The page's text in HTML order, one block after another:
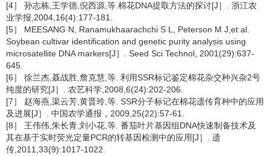
[4］ 孙志栋,王学德,倪西源,等.棉花DNA提取方法的探讨[J］. 浙江农
业学报,2004,16(4):177-181.
[5］ MEESANG N, Ranamukhaarachchi S L, Peterson M J,et al.
Soybean cultivar identification and genetic purity analysis using
microsatellite DNA markers[J］. Seed Sci Technol, 2001(29):637-
645.
[6］ 徐兰杰,聂战胜,詹克慧,等. 利用SSR标记鉴定棉花杂交种兴杂2号
纯度的研究[J］. 农艺科学,2008,6(24):202-206.
[7］ 赵海燕,渠云芳,黄晋玲,等. SSR分子标记在棉花遗传育种中的应用
及进展[J］. 中国农学通报，2009,25(22):57-61.
[8］ 王伟伟,朱长青,刘小花,等. 番茄叶片基因组DNA快速制备技术及
其在基于实时荧光定量PCR的转基因检测中的应用[J］. 遗
传,2011,33(9):1017-1022.